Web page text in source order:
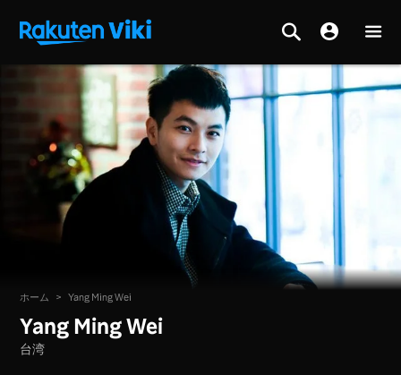
ホーム > Yang Ming Wei
Yang Ming Wei
台湾